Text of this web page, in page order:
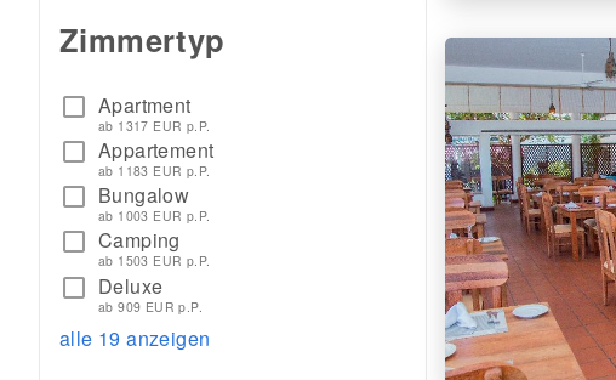
Zimmertyp
check_box_outline_blank Apartment
ab 1317 EUR p.P.
check_box_outline_blank Appartement
ab 1183 EUR p.P.
check_box_outline_blank Bungalow
ab 1003 EUR p.P.
check_box_outline_blank Camping
ab 1503 EUR p.P.
check_box_outline_blank Deluxe
ab 909 EUR p.P.
alle 19 anzeigen